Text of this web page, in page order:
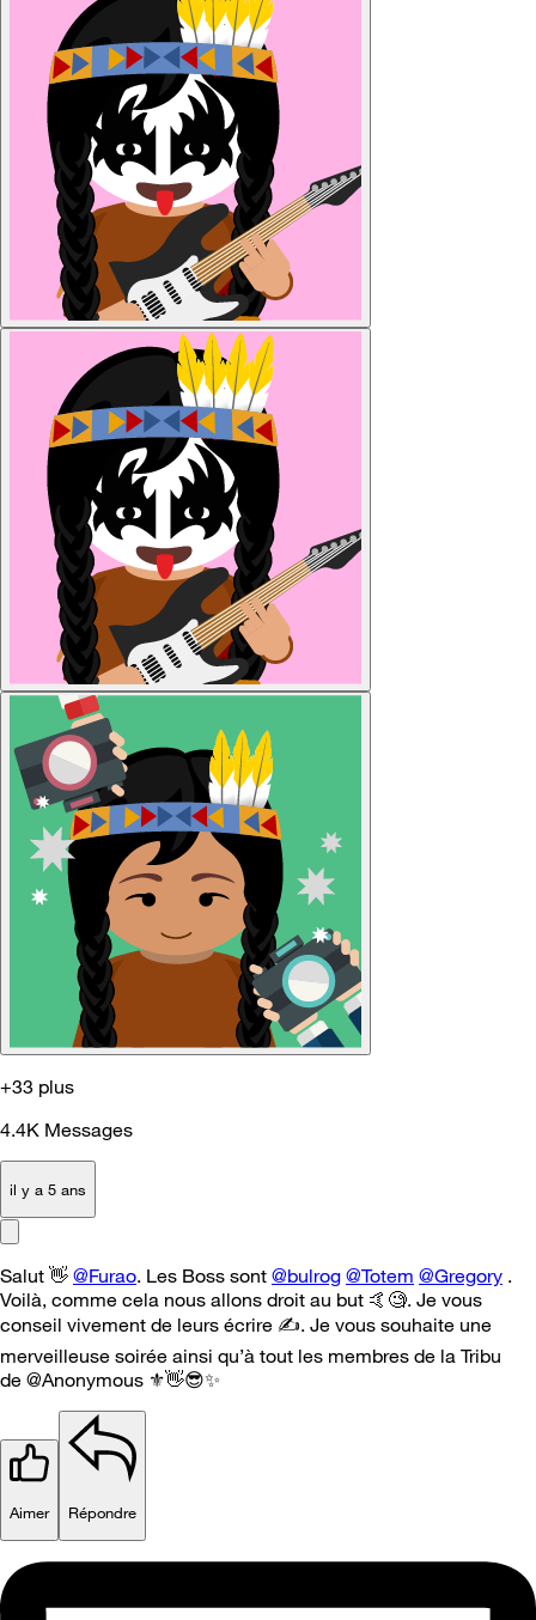
+33 plus
4.4K Messages
il y a 5 ans
Salut 👋 @Furao. Les Boss sont @bulrog @Totem @Gregory .
Voilà, comme cela nous allons droit au but 🤙 🧐. Je vous
conseil vivement de leurs écrire ✍️. Je vous souhaite une
merveilleuse soirée ainsi qu’à tout les membres de la Tribu
de @Anonymous ⚜️👋😎✨
Aimer Répondre